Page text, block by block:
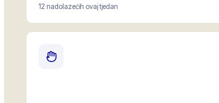
12 nadolazećih ovaj tjedan